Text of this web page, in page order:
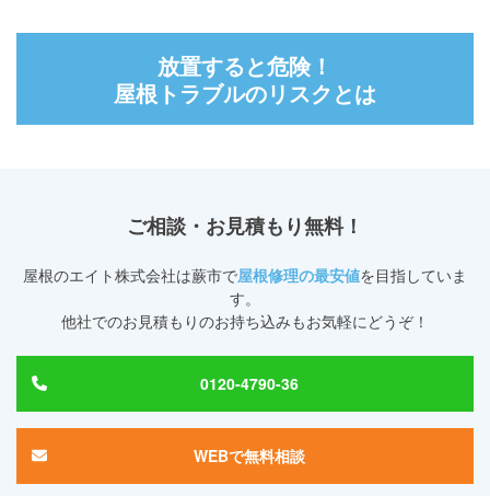
放置すると危険！
屋根トラブルのリスクとは
ご相談・お見積もり無料！
屋根のエイト株式会社は蕨市で屋根修理の最安値を目指していま
す。
他社でのお見積もりのお持ち込みもお気軽にどうぞ！
0120-4790-36
WEBで無料相談